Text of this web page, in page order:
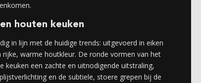
houten keuken
in lijn met de huidige trends: uitgevoerd in eiken
rijke, warme houtkleur. De ronde vormen van het
keuken een zachte en uitnodigende uitstraling,
en de subtiele, stoere grepen bij de